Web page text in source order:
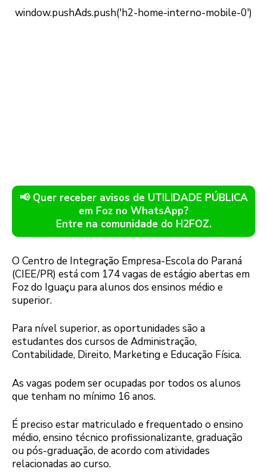
📢 Quer receber avisos de UTILIDADE PÚBLICA
em Foz no WhatsApp?
Entre na comunidade do H2FOZ.
O Centro de Integração Empresa-Escola do Paraná
(CIEE/PR) está com 174 vagas de estágio abertas em
Foz do Iguaçu para alunos dos ensinos médio e
superior.
Para nível superior, as oportunidades são a
estudantes dos cursos de Administração,
Contabilidade, Direito, Marketing e Educação Física.
As vagas podem ser ocupadas por todos os alunos
que tenham no mínimo 16 anos.
É preciso estar matriculado e frequentado o ensino
médio, ensino técnico profissionalizante, graduação
ou pós-graduação, de acordo com atividades
relacionadas ao curso.